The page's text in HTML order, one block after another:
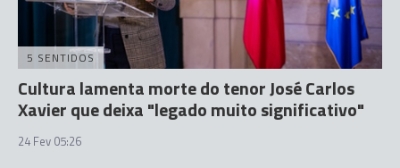
5 SENTIDOS
Cultura lamenta morte do tenor José Carlos
Xavier que deixa "legado muito significativo"
24 Fev 05:26